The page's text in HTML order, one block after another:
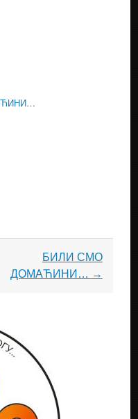
БИЛИ СМО
ДОМАЋИНИ… →